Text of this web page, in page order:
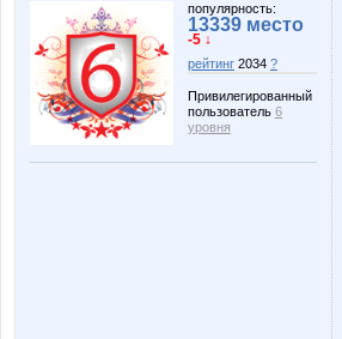
популярность:
13339 место
-5 ↓
рейтинг 2034 ?
Привилегированный
пользователь 6
уровня